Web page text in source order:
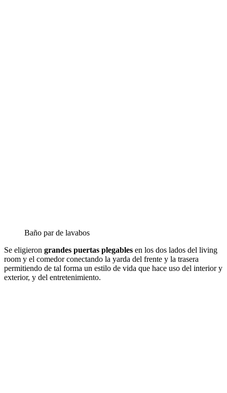
Baño par de lavabos
Se eligieron grandes puertas plegables en los dos lados del living
room y el comedor conectando la yarda del frente y la trasera
permitiendo de tal forma un estilo de vida que hace uso del interior y
exterior, y del entretenimiento.